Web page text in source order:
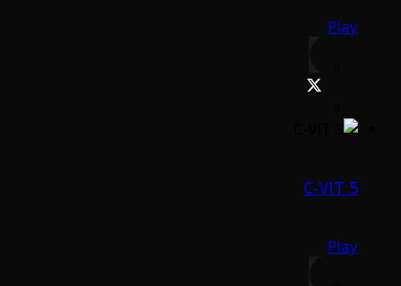
Play
C-VIT 5
Play